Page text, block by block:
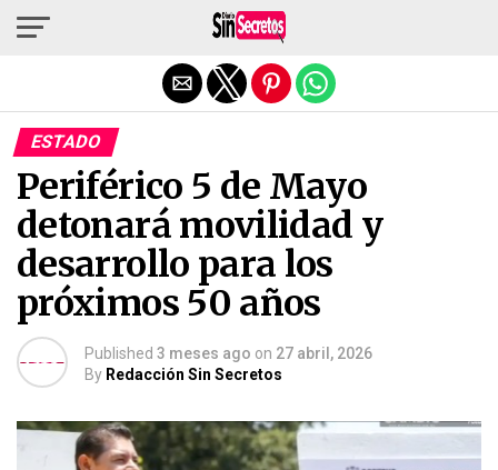
ESTADO
Periférico 5 de Mayo
detonará movilidad y
desarrollo para los
próximos 50 años
Published 3 meses ago on 27 abril, 2026
By Redacción Sin Secretos
Salir de la versión móvil